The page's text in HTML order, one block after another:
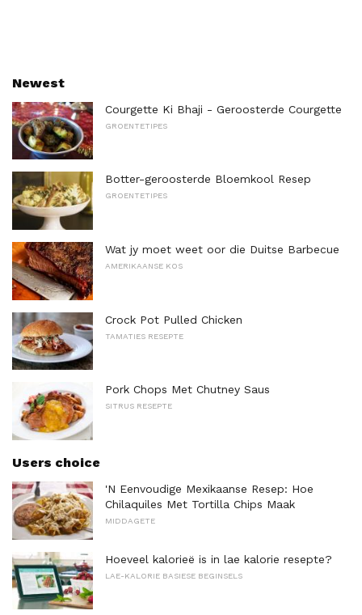
Newest
Courgette Ki Bhaji - Geroosterde Courgette
GROENTETIPES
Botter-geroosterde Bloemkool Resep
GROENTETIPES
Wat jy moet weet oor die Duitse Barbecue
AMERIKAANSE KOS
Crock Pot Pulled Chicken
TAMATIES RESEPTE
Pork Chops Met Chutney Saus
SITRUS RESEPTE
Users choice
'N Eenvoudige Mexikaanse Resep: Hoe
Chilaquiles Met Tortilla Chips Maak
MIDDAGETE
Hoeveel kalorieë is in lae kalorie resepte?
LAE-KALORIE BASIESE BEGINSELS